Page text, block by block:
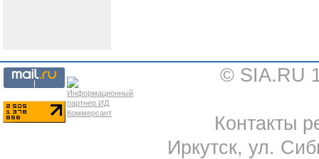
© SIA.RU
Контакты
Иркутск, ул.